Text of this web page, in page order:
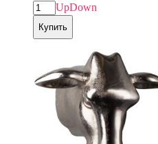
UpDown
Купить